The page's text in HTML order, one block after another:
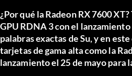
¿Por qué la Radeon RX 7600
GPU RDNA 3 con el
palabras exactas de Su, y en
tarjetas de gama alta como la
lanzamiento el 25 de mayo para